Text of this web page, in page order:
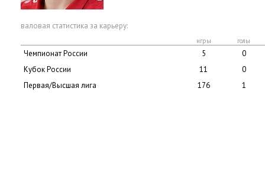
валовая статистика за карьеру:
игры голы
Чемпионат России 5
0
Кубок России
11
0
Первая/Высшая лига
176 1